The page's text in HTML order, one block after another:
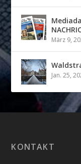
März 9,
Jan. 25,
KONTAKT